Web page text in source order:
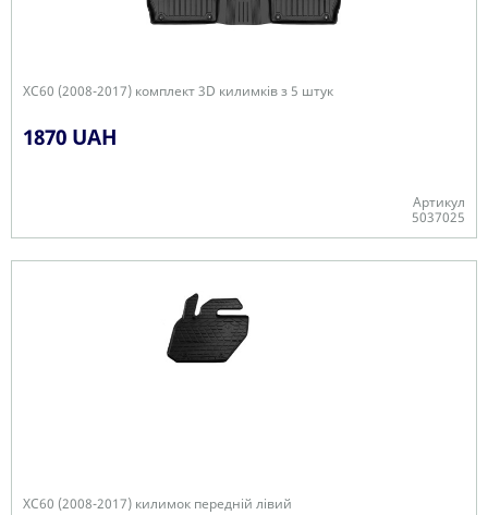
XC60 (2008-2017) комплект 3D килимків з 5 штук
1870 UAH
Артикул
5037025
XC60 (2008-2017) килимок передній лівий